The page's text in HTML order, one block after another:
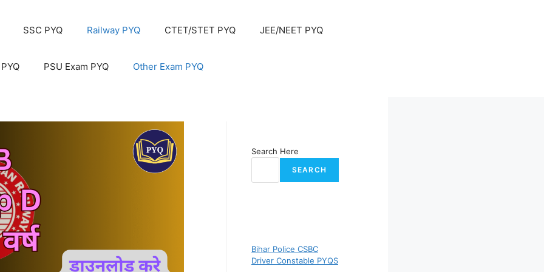
SSC PYQ Railway PYQ CTET/STET PYQ JEE/NEET PYQ
PSU Exam PYQ Other Exam PYQ
Search Here
SEARCH
Bihar Police CSBC
Driver Constable PYQS